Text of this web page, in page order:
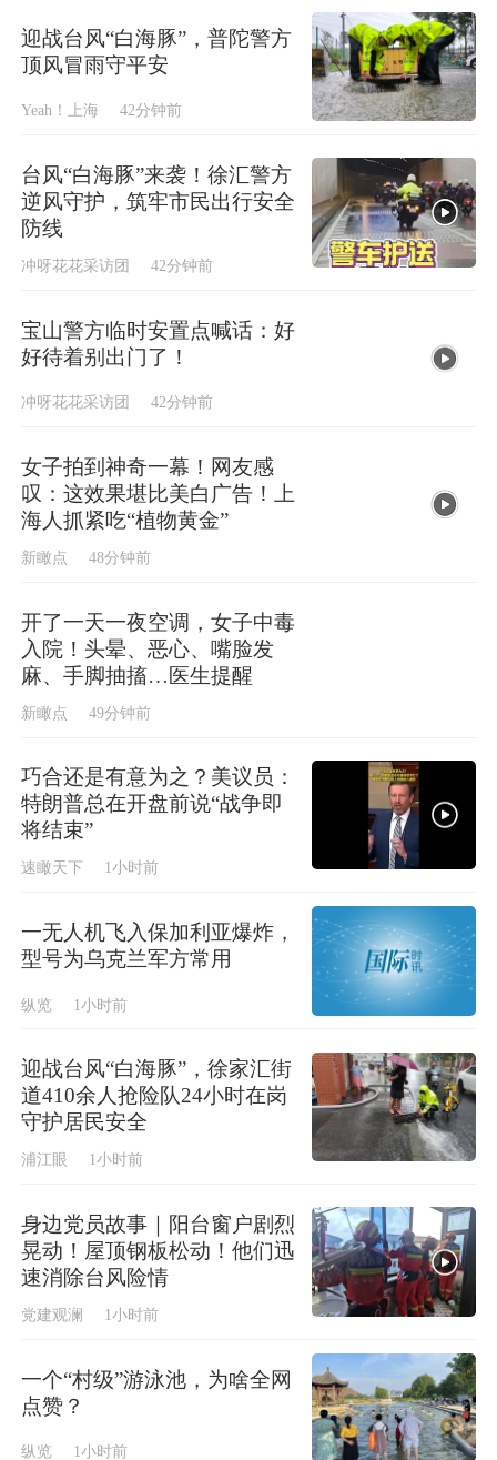
迎战台风“白海豚”，普陀警方
顶风冒雨守平安
Yeah！上海 42分钟前
台风“白海豚”来袭！徐汇警方
逆风守护，筑牢市民出行安全
防线
冲呀花花采访团 42分钟前
宝山警方临时安置点喊话：好
好待着别出门了！
冲呀花花采访团 42分钟前
女子拍到神奇一幕！网友感
叹：这效果堪比美白广告！上
海人抓紧吃“植物黄金”
新瞰点 48分钟前
开了一天一夜空调，女子中毒
入院！头晕、恶心、嘴脸发
麻、手脚抽搐…医生提醒
新瞰点 49分钟前
巧合还是有意为之？美议员：
特朗普总在开盘前说“战争即
将结束”
速瞰天下 1小时前
一无人机飞入保加利亚爆炸，
型号为乌克兰军方常用
纵览 1小时前
迎战台风“白海豚”，徐家汇街
道410余人抢险队24小时在岗
守护居民安全
浦江眼 1小时前
身边党员故事｜阳台窗户剧烈
晃动！屋顶钢板松动！他们迅
速消除台风险情
党建观澜 1小时前
一个“村级”游泳池，为啥全网
点赞？
纵览 1小时前